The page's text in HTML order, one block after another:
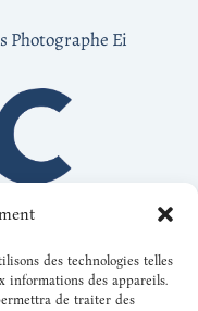
des technologies telles
informations des appareils.
de traiter des
Photographe Ei